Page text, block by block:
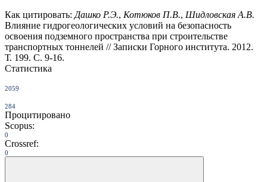
Как цитировать: Дашко Р.Э., Котюков П.В., Шидловская А.В.
Влияние гидрогеологических условий на безопасность
освоения подземного пространства при строительстве
транспортных тоннелей // Записки Горного института. 2012.
Т. 199. С. 9-16.
Статистика
2059
284
Процитировано
Scopus:
0
Crossref:
0